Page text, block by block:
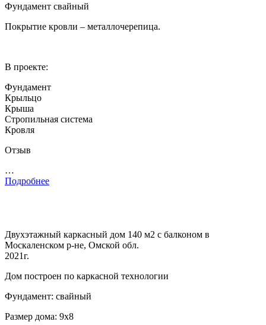
Фундамент свайный
Покрытие кровли – металлочерепица.
В проекте:
Фундамент
Крыльцо
Крыша
Стропильная система
Кровля
Отзыв
…
Подробнее
Двухэтажный каркасный дом 140 м2 с балконом в
Москаленском р-не, Омской обл.
2021г.
Дом построен по каркасной технологии
Фундамент: свайный
Размер дома: 9х8